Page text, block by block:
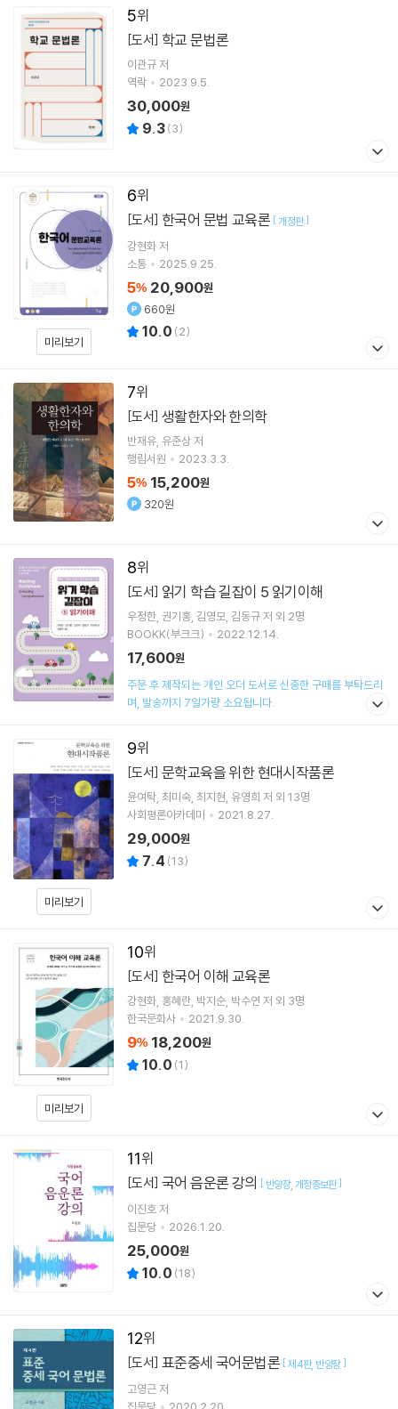
5
[도서] 학교 문법론
이관규 저
역락
2023.9.5.
30,000원
9.3(3)
6
미리보기
[도서] 한국어 문법 교육론 [개정판]
강현화저
소통
2025.9.25.
5% 20,900원
660원
10.0 (2)
7
[도서] 생활한자와 한의학
반재유 유준상저
행림서원
2023.3.3.
5% 15,200원
320원
8
[도서] 읽기 학습 길잡이 5 읽기이해
우정한 권기홍 김영모 김동규저 외 2명
BOOKK(부크크)
2022.12.14.
17,600원
주문 후 제작되는 개인 오더 도서로 신중한 구매를 부탁드리
며, 발송까지 7일가량 소요됩니다.
9
미리보기
[도서] 문학교육을 위한 현대시작품론
윤여탁 최미숙 최지현 유영희 저 외 13명
사회평론아카데미
2021.8.27.
29,000원
7.4 (13)
10
미리보기
[도서] 한국어 이해 교육론
강현화 홍혜란 박지순 박수연 저 외 3명
한국문화사
2021.9.30.
9% 18,200원
10.0 (1)
11
[도서] 국어 음운론 강의 [ 반양장 개정증보판]
이진호저
집문당
2026.1.20.
25,000원
10.0 (18)
12
[도서] 표준중세 국어문법론 [제4판 반양장]
고영근저